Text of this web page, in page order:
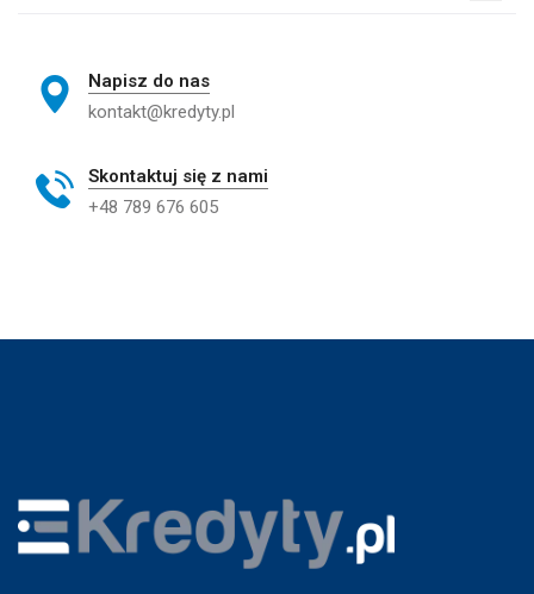
Napisz do nas
kontakt@kredyty.pl
Skontaktuj się z nami
+48 789 676 605